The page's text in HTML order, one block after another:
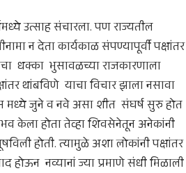
उत्साह संचारला. पण राज्यतील
न देता कार्यकाळ संपण्यापूर्वी पक्षांतर
धक्का भुसावळच्या राजकारणाला
थांबविणे याचा विचार झाला नसावा
मध्ये जुने व नवे असा शीत संघर्ष सुरु होत
केला होता तेव्हा शिवसेनेतून अनेकांनी
होती. त्यामुळे अशा लोकांनी पक्षांतर
नव्यानां ज्या प्रमाणे संधी मिळाली